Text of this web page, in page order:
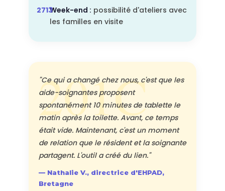
Week-end : possibilité d'ateliers avec
les familles en visite
"Ce qui a changé chez nous, c'est que les
aide-soignantes proposent
spontanément 10 minutes de tablette le
matin après la toilette. Avant, ce temps
était vide. Maintenant, c'est un moment
de relation que le résident et la soignante
partagent. L'outil a créé du lien."
— Nathalie V., directrice d'EHPAD,
Bretagne